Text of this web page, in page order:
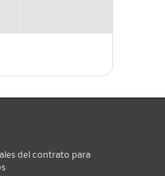
del contrato para